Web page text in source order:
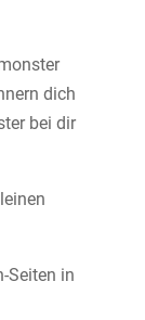
dich
bei dir
Seiten in